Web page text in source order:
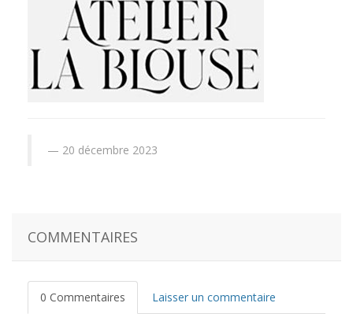
20 décembre 2023
COMMENTAIRES
0 Commentaires Laisser un commentaire